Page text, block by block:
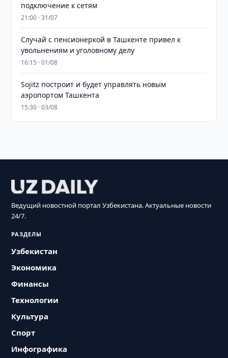
подключение к сетям
21:00 · 31/07
Случай с пенсионеркой в Ташкенте привел к
увольнениям и уголовному делу
16:15 · 01/08
Sojitz построит и будет управлять новым
аэропортом Ташкента
15:30 · 03/08
Ведущий новостной портал Узбекистана. Актуальные новости
24/7.
РАЗДЕЛЫ
Узбекистан
Экономика
Финансы
Технологии
Культура
Спорт
Инфографика